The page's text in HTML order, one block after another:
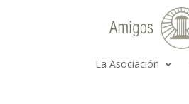
La Asociación